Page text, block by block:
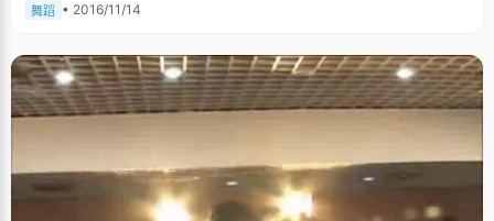
舞蹈 • 2016/11/14